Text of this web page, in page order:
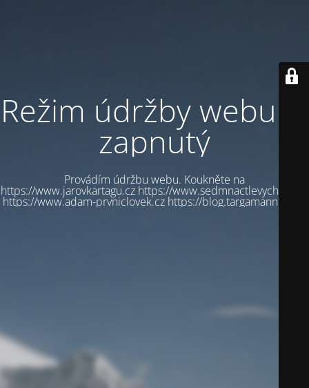
Režim údržby webu je
zapnutý
Provádím údržbu webu. Koukněte na
https://www.jarovkartagu.cz https://www.sedmnactlevychbot.cz
https://www.adam-prvniclovek.cz https://blog.targamannum.cz